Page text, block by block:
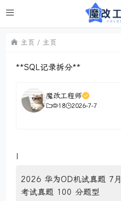
主页 主页
**SQL记录拆分**
魔改工程师
18 2026-7-7
|
2026 华为OD机试真题 7
考试真题 100 分题型